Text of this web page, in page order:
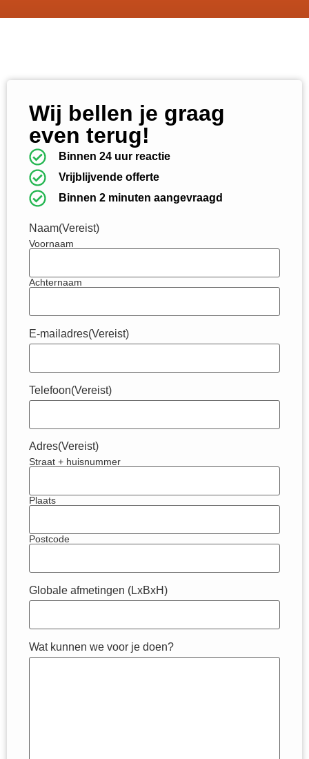
Wij bellen je graag
even terug!
Binnen 24 uur reactie
Vrijblijvende offerte
Binnen 2 minuten aangevraagd
Naam(Vereist)
Voornaam
Achternaam
E-mailadres(Vereist)
Telefoon(Vereist)
Adres(Vereist)
Straat + huisnummer
Plaats
Postcode
Globale afmetingen (LxBxH)
Wat kunnen we voor je doen?